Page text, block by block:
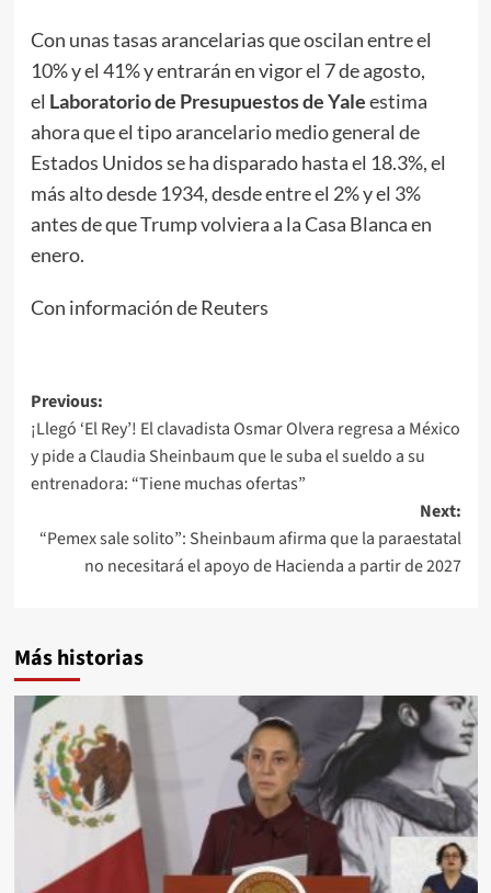
Con unas tasas arancelarias que oscilan entre el
10% y el 41% y entrarán en vigor el 7 de agosto,
el Laboratorio de Presupuestos de Yaleestima
ahora que el tipo arancelario medio general de
Estados Unidos se ha disparado hasta el 18.3%, el
más alto desde 1934, desde entre el 2% y el 3%
antes de que Trump volviera a la Casa Blanca en
enero.
Con información de Reuters
Post
navigation
Previous:
¡Llegó ‘El Rey’! El clavadista Osmar Olvera regresa a México
y pide a Claudia Sheinbaum que le suba el sueldo a su
entrenadora: “Tiene muchas ofertas”
Next:
“Pemex sale solito”: Sheinbaum afirma que la paraestatal
no necesitará el apoyo de Hacienda a partir de 2027
Más historias